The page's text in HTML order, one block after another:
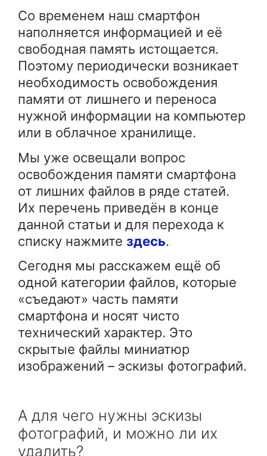
Со временем наш смартфон
наполняется информацией и её
свободная память истощается.
Поэтому периодически возникает
необходимость освобождения
памяти от лишнего и переноса
нужной информации на компьютер
или в облачное хранилище.
Мы уже освещали вопрос
освобождения памяти смартфона
от лишних файлов в ряде статей.
Их перечень приведён в конце
данной статьи и для перехода к
списку нажмите здесь.
Сегодня мы расскажем ещё об
одной категории файлов, которые
«съедают» часть памяти
смартфона и носят чисто
технический характер. Это
скрытые файлы миниатюр
изображений – эскизы фотографий.
А для чего нужны эскизы
фотографий, и можно ли их
удалить?